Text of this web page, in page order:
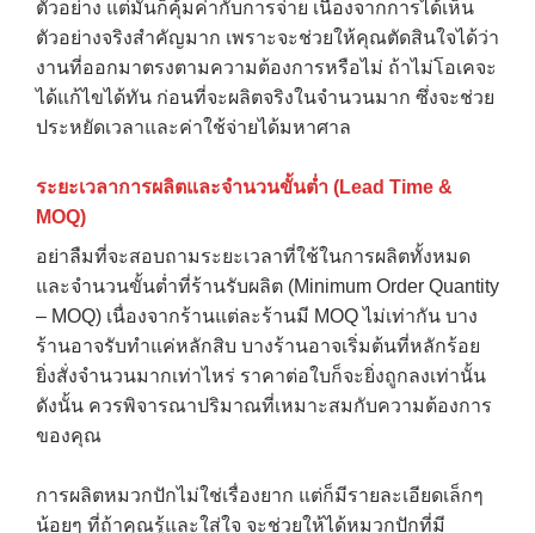
ตัวอย่าง แต่มันก็คุ้มค่ากับการจ่าย เนื่องจากการได้เห็น
ตัวอย่างจริงสำคัญมาก เพราะจะช่วยให้คุณตัดสินใจได้ว่า
งานที่ออกมาตรงตามความต้องการหรือไม่ ถ้าไม่โอเคจะ
ได้แก้ไขได้ทัน ก่อนที่จะผลิตจริงในจำนวนมาก ซึ่งจะช่วย
ประหยัดเวลาและค่าใช้จ่ายได้มหาศาล
ระยะเวลาการผลิตและจำนวนขั้นต่ำ (Lead Time &
MOQ)
อย่าลืมที่จะสอบถามระยะเวลาที่ใช้ในการผลิตทั้งหมด
และจำนวนขั้นต่ำที่ร้านรับผลิต (Minimum Order Quantity
– MOQ) เนื่องจากร้านแต่ละร้านมี MOQ ไม่เท่ากัน บาง
ร้านอาจรับทำแค่หลักสิบ บางร้านอาจเริ่มต้นที่หลักร้อย
ยิ่งสั่งจำนวนมากเท่าไหร่ ราคาต่อใบก็จะยิ่งถูกลงเท่านั้น
ดังนั้น ควรพิจารณาปริมาณที่เหมาะสมกับความต้องการ
ของคุณ
การผลิตหมวกปักไม่ใช่เรื่องยาก แต่ก็มีรายละเอียดเล็กๆ
น้อยๆ ที่ถ้าคุณรู้และใส่ใจ จะช่วยให้ได้หมวกปักที่มี